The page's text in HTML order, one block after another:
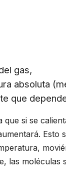
gas,
absoluta
que
que si se
Esto
las moléculas